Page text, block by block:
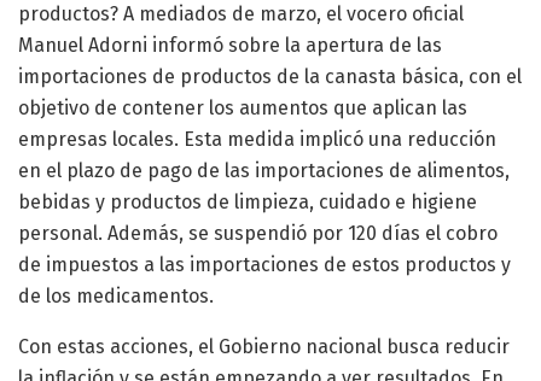
productos? A mediados de marzo, el vocero oficial
Manuel Adorni informó sobre la apertura de las
importaciones de productos de la canasta básica, con el
objetivo de contener los aumentos que aplican las
empresas locales. Esta medida implicó una reducción
en el plazo de pago de las importaciones de alimentos,
bebidas y productos de limpieza, cuidado e higiene
personal. Además, se suspendió por 120 días el cobro
de impuestos a las importaciones de estos productos y
de los medicamentos.
Con estas acciones, el Gobierno nacional busca reducir